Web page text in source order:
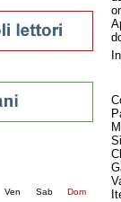
Ven Sab
Dom